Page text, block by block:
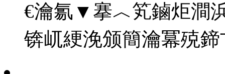
€瀹氱▼搴︿笂鏀炬澗
锛屼綆浼颁簡瀹冪殑